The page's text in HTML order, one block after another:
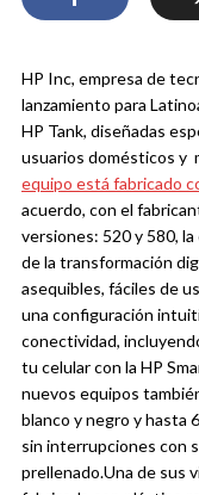
HP Inc, empresa de
lanzamiento para
HP Tank, diseñadas
usuarios domésticos y
equipo está fabricado
acuerdo, con el
versiones: 520 y 580,
de la transformación
asequibles, fáciles de
una configuración
conectividad,
tu celular con la HP
nuevos equipos
blanco y negro y hasta
sin interrupciones con
prellenado.Una de sus